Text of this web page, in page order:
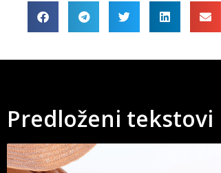
Predloženi tekstovi